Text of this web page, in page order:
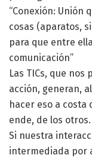
“Conexión: Unión
cosas (aparatos,
para que entre
comunicación”
Las TICs, que
acción, generan,
hacer eso a costa
ende, de los otros.
Si nuestra
intermediada por